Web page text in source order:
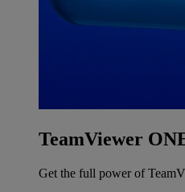
TeamViewer
Get the full power of